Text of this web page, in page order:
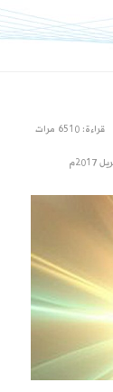
قراءة: 6510 مرات